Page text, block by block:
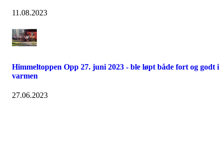
11.08.2023
Himmeltoppen Opp 27. juni 2023 - ble løpt både fort og godt i
varmen
27.06.2023